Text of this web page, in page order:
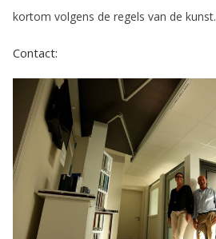
kortom volgens de regels van de kunst.
Contact: